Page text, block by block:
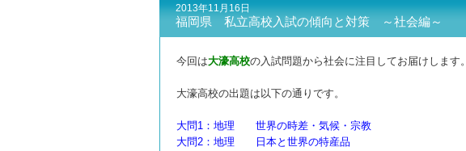
2013年11月16日
福岡県 私立高校入試の傾向と対策 ～社会編～
今回は大濠高校の入試問題から社会に注目してお届けします。
大濠高校の出題は以下の通りです。
大問1：地理 世界の時差・気候・宗教
大問2：地理 日本と世界の特産品